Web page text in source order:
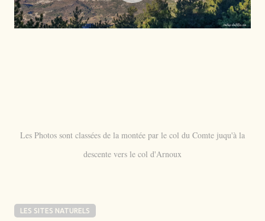
Les Photos sont classées de la montée par le col du Comte juqu'à la
descente vers le col d'Arnoux
LES SITES NATURELS